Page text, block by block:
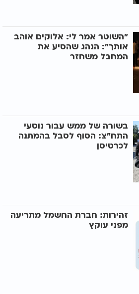
"השוטר אמר לי: אלוקים אוהב
אותך": הנהג שהסיע את
המחבל משחזר
בשורה של ממש עבור נוסעי
התח"צ: הסוף לסבל בהמתנה
לכרטיסן
זהירות: חברת החשמל מתריעה
מפני עוקץ